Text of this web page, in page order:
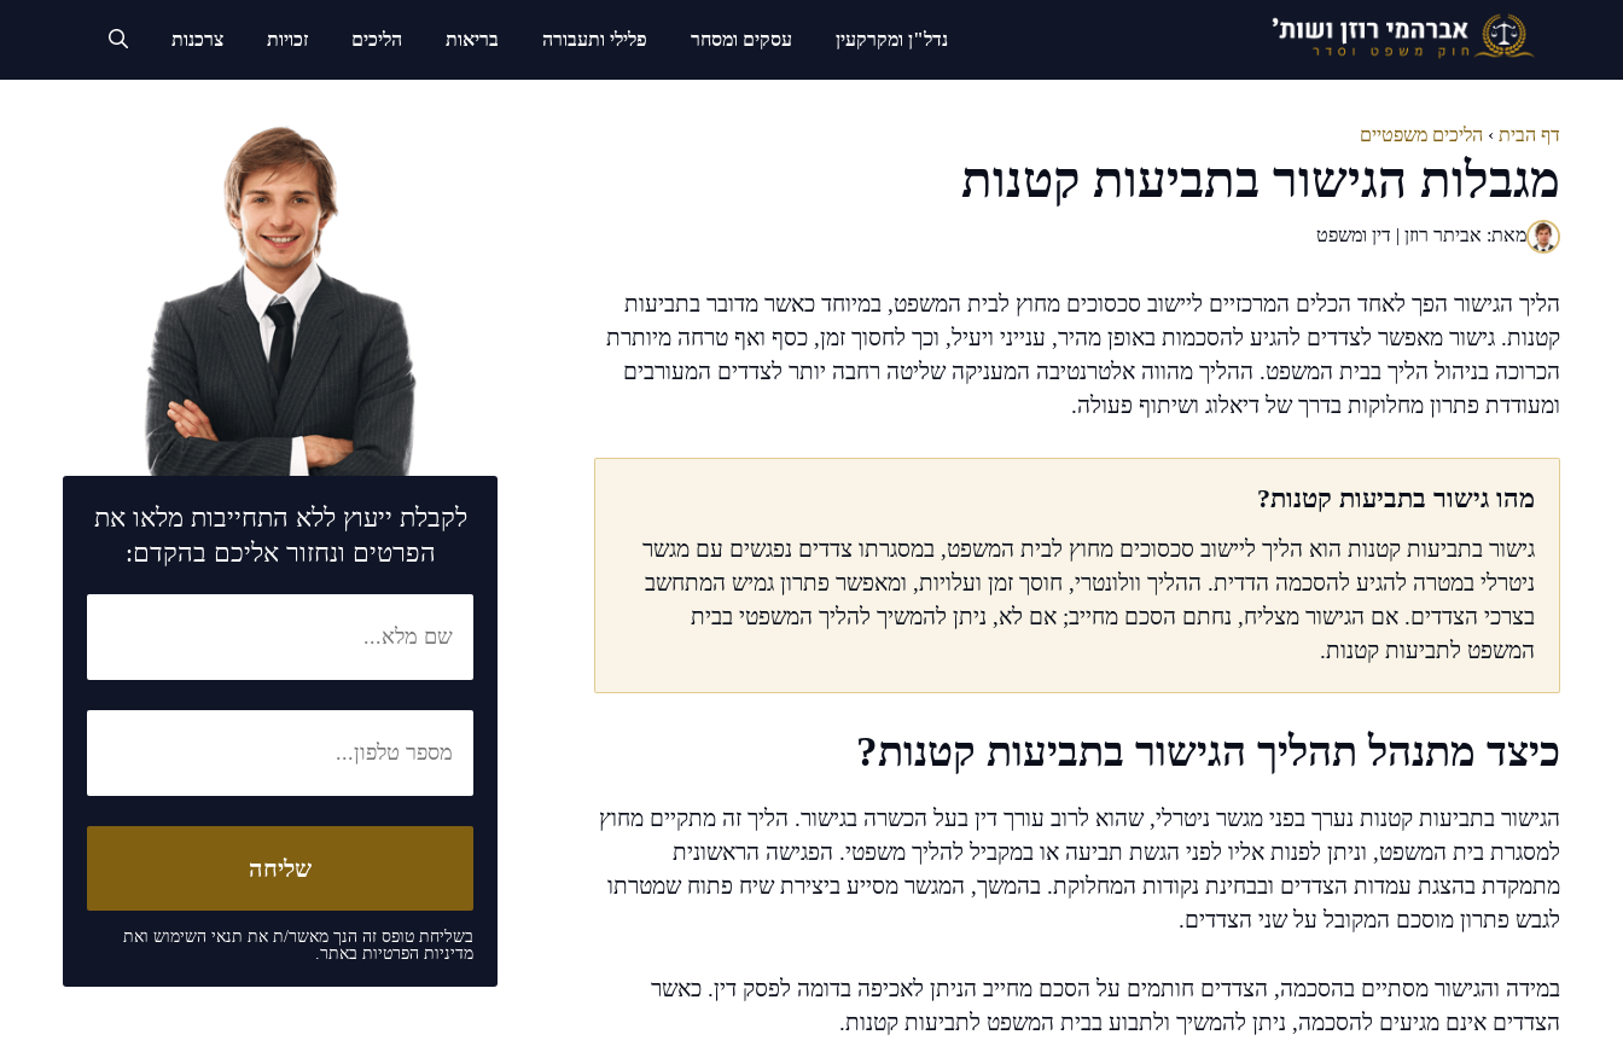
נדל"ן ומקרקעין עסקים ומסחר פלילי ותעבורה בריאות הליכים זכויות צרכנות
דף הבית › הליכים משפטיים
מגבלות הגישור בתביעות קטנות
מאת: אביתר רוזן | דין ומשפט
הליך הגישור הפך לאחד הכלים המרכזיים ליישוב סכסוכים מחוץ לבית המשפט, במיוחד כאשר מדובר בתביעות
קטנות. גישור מאפשר לצדדים להגיע להסכמות באופן מהיר, ענייני ויעיל, וכך לחסוך זמן, כסף ואף טרחה מיותרת
הכרוכה בניהול הליך בבית המשפט. ההליך מהווה אלטרנטיבה המעניקה שליטה רחבה יותר לצדדים המעורבים
ומעודדת פתרון מחלוקות בדרך של דיאלוג ושיתוף פעולה.
מהו גישור בתביעות קטנות?
גישור בתביעות קטנות הוא הליך ליישוב סכסוכים מחוץ לבית המשפט, במסגרתו צדדים נפגשים עם מגשר
ניטרלי במטרה להגיע להסכמה הדדית. ההליך וולונטרי, חוסך זמן ועלויות, ומאפשר פתרון גמיש המתחשב
בצרכי הצדדים. אם הגישור מצליח, נחתם הסכם מחייב; אם לא, ניתן להמשיך להליך המשפטי בבית
המשפט לתביעות קטנות.
כיצד מתנהל תהליך הגישור בתביעות קטנות?
הגישור בתביעות קטנות נערך בפני מגשר ניטרלי, שהוא לרוב עורך דין בעל הכשרה בגישור. הליך זה מתקיים מחוץ
למסגרת בית המשפט, וניתן לפנות אליו לפני הגשת תביעה או במקביל להליך משפטי. הפגישה הראשונית
מתמקדת בהצגת עמדות הצדדים ובבחינת נקודות המחלוקת. בהמשך, המגשר מסייע ביצירת שיח פתוח שמטרתו
לגבש פתרון מוסכם המקובל על שני הצדדים.
במידה והגישור מסתיים בהסכמה, הצדדים חותמים על הסכם מחייב הניתן לאכיפה בדומה לפסק דין. כאשר
הצדדים אינם מגיעים להסכמה, ניתן להמשיך ולתבוע בבית המשפט לתביעות קטנות.
לקבלת ייעוץ ללא התחייבות מלאו את
הפרטים ונחזור אליכם בהקדם:
בשליחת טופס זה הנך מאשר/ת את תנאי השימושואת
מדיניות הפרטיותבאתר.